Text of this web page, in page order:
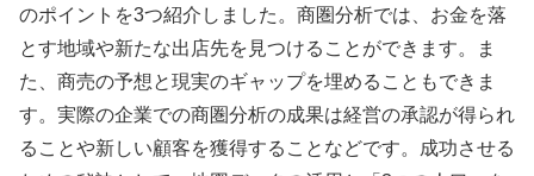
のポイントを3つ紹介しました。商圏分析では、お金を落
とす地域や新たな出店先を見つけることができます。ま
た、商売の予想と現実のギャップを埋めることもできま
す。実際の企業での商圏分析の成果は経営の承認が得られ
ることや新しい顧客を獲得することなどです。成功させる